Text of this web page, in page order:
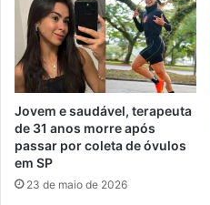
Jovem e saudável, terapeuta
de 31 anos morre após
passar por coleta de óvulos
em SP
23 de maio de 2026